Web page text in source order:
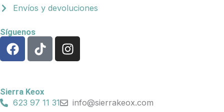
Envíos y devoluciones
Síguenos
F
a
b
o
T
i
o
k
I
n
g
Sierra Keox
623 97 11 31 info@sierrakeox.com